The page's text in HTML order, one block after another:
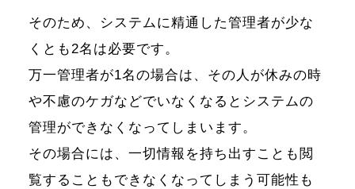
そのため、システムに精通した管理者が少な
くとも2名は必要です。
万一管理者が1名の場合は、その人が休みの時
や不慮のケガなどでいなくなるとシステムの
管理ができなくなってしまいます。
その場合には、一切情報を持ち出すことも閲
覧することもできなくなってしまう可能性も